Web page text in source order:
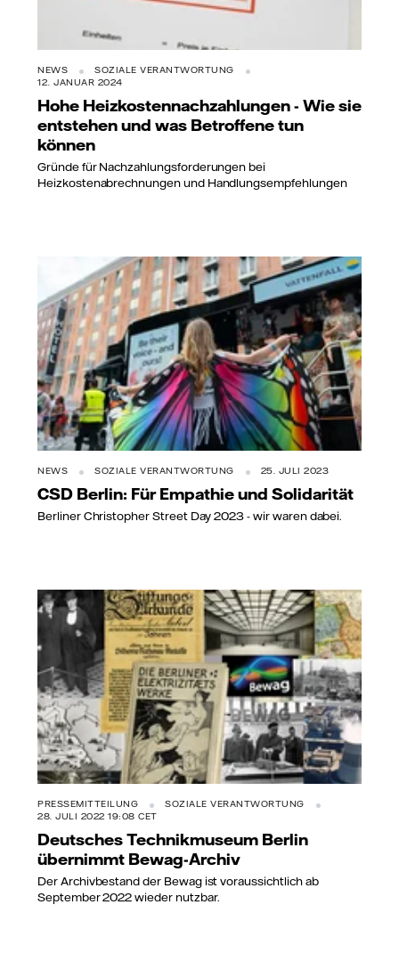
NEWS
SOZIALE VERANTWORTUNG
12. JANUAR 2024
Hohe Heizkostennachzahlungen - Wie sie
entstehen und was Betroffene tun
können
Gründe für Nachzahlungsforderungen bei
Heizkostenabrechnungen und Handlungsempfehlungen
NEWS SOZIALE VERANTWORTUNG 25. JULI 2023
CSD Berlin: Für Empathie und Solidarität
Berliner Christopher Street Day 2023 - wir waren dabei.
PRESSEMITTEILUNG
SOZIALE VERANTWORTUNG
28. JULI 2022 19:08 CET
Deutsches Technikmuseum Berlin
übernimmt Bewag-Archiv
Der Archivbestand der Bewag ist voraussichtlich ab
September 2022 wieder nutzbar.